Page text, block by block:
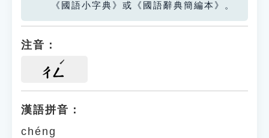
《國語小字典》或《國語辭典簡編本》。
注音：
ㄔㄥ
漢語拼音：
chéng